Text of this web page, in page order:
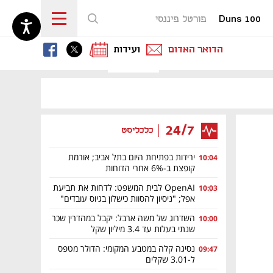
Duns 100 פורטל פיננסי
נפתח בכרטיסייה חדשה
נפתח בכרטיסייה חדשה
ועידות
נפתח בכרטיסייה חדשה
הדואר האדום
24/7 כלכליסט
10:04 ירידות בפתיחת היום בתל אביב; אורמת
קופצת ב-6% אחרי הדוחות
10:03
OpenAI לבית המשפט: לדחות את תביעת
אפל; "ניסיון להסוות כישלון בגיוס עובדים"
10:00 השדרוג של משה ארבל: יקבל במהדרין שכר
שנתי בעלות עד 3.4 מיליון שקל
09:47 נסיגה קלה במטבע המקומי: הדולר מטפס
ל-3.01 שקלים